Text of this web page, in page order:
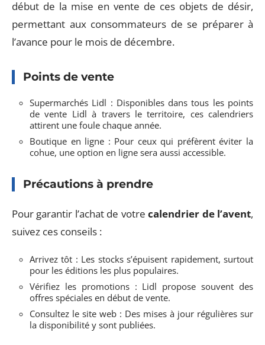
début de la mise en vente de ces objets de désir,
permettant aux consommateurs de se préparer à
l’avance pour le mois de décembre.
Points de vente
Supermarchés Lidl : Disponibles dans tous les points
de vente Lidl à travers le territoire, ces calendriers
attirent une foule chaque année.
Boutique en ligne : Pour ceux qui préfèrent éviter la
cohue, une option en ligne sera aussi accessible.
Précautions à prendre
Pour garantir l’achat de votrecalendrier de l’avent,
suivez ces conseils :
Arrivez tôt : Les stocks s’épuisent rapidement, surtout
pour les éditions les plus populaires.
Vérifiez les promotions : Lidl propose souvent des
offres spéciales en début de vente.
Consultez le site web : Des mises à jour régulières sur
la disponibilité y sont publiées.